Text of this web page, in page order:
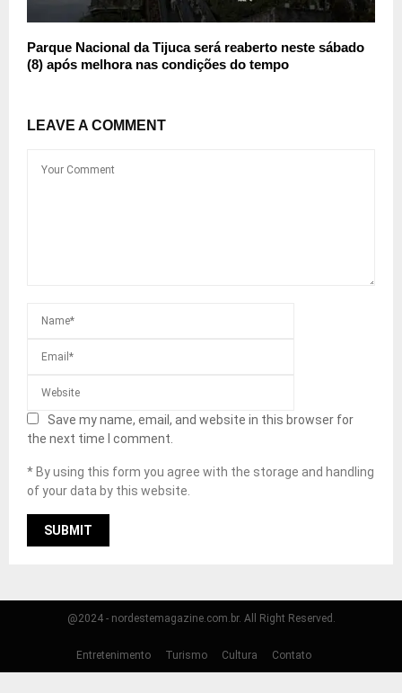
Parque Nacional da Tijuca será reaberto neste sábado
(8) após melhora nas condições do tempo
LEAVE A COMMENT
Save my name, email, and website in this browser for
the next time I comment.
* By using this form you agree with the storage and handling
of your data by this website.
@2024 - nordestemagazine.com.br. All Right Reserved.
Entretenimento Turismo Cultura Contato